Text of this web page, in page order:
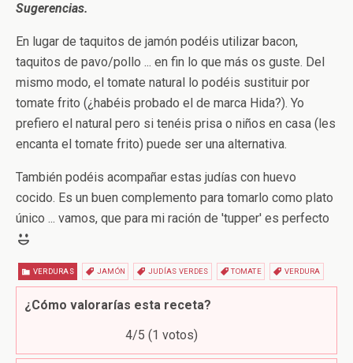
Sugerencias.
En lugar de taquitos de jamón podéis utilizar bacon,
taquitos de pavo/pollo ... en fin lo que más os guste. Del
mismo modo, el tomate natural lo podéis sustituir por
tomate frito (¿habéis probado el de marca Hida?). Yo
prefiero el natural pero si tenéis prisa o niños en casa (les
encanta el tomate frito) puede ser una alternativa.
También podéis acompañar estas judías con huevo
cocido. Es un buen complemento para tomarlo como plato
único ... vamos, que para mi ración de 'tupper' es perfecto
VERDURAS JAMÓN JUDÍAS VERDES TOMATE VERDURA
¿Cómo valorarías esta receta?
4/5 (1 votos)